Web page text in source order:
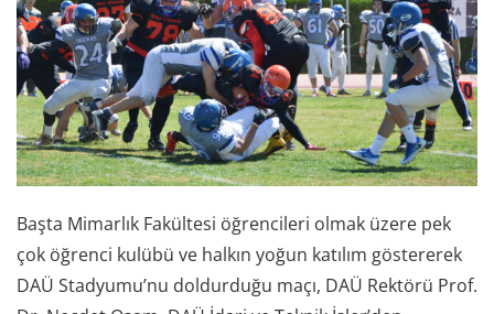
Başta Mimarlık Fakültesi öğrencileri olmak üzere pek
çok öğrenci kulübü ve halkın yoğun katılım göstererek
DAÜ Stadyumu’nu doldurduğu maçı, DAÜ Rektörü Prof.